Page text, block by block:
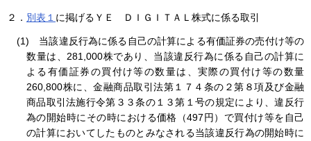
２． 別表１ に掲げるＹＥ ＤＩＧＩＴＡＬ株式に係る取引
(1) 当該違反行為に係る自己の計算による有価証券の売付け等の
数量は、281,000株であり、当該違反行為に係る自己の計算に
よる有価証券の買付け等の数量は、実際の買付け等の数量
260,800株に、金融商品取引法第１７４条の２第８項及び金融
商品取引法施行令第３３条の１３第１号の規定により、違反行
為の開始時にその時における価格（497円）で買付け等を自己
の計算においてしたものとみなされる当該違反行為の開始時に